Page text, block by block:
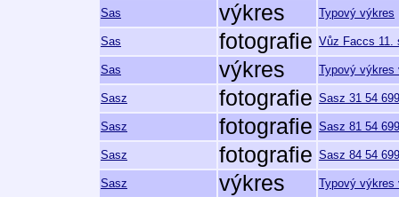
Sas výkres Typový výkres
Sas fotografie Vůz Faccs 11.
Sas výkres Typový výkres
Sasz fotografie Sasz 31 54
Sasz fotografie Sasz 81 54
Sasz fotografie Sasz 84 54
Sasz výkres Typový výkres